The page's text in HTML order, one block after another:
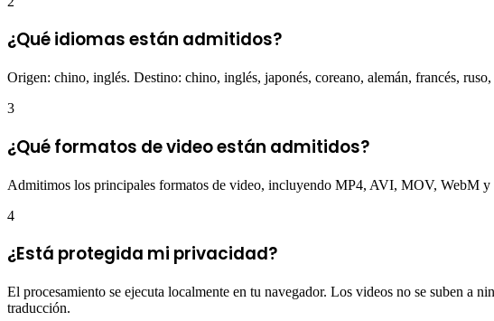
¿Qué idiomas están admitidos?
Origen: chino, inglés. Destino: chino, inglés, japonés, coreano, alemán, francés,
3
¿Qué formatos de video están admitidos?
Admitimos los principales formatos de video, incluyendo MP4, AVI, MOV, WebM
4
¿Está protegida mi privacidad?
El procesamiento se ejecuta localmente en tu navegador. Los videos no se suben a
traducción.